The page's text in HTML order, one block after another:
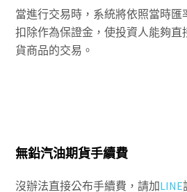
當進行交易時，系統將依照當時
扣除作為保證金，使投資人能夠直
貨商品的交易。
無鉛汽油期貨手續費
沒辦法直接公布手續費，請加LINE